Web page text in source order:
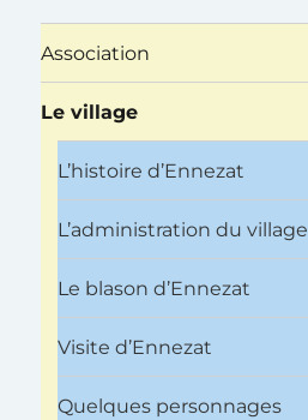
Association
Le village
L’histoire d’Ennezat
L’administration du village
Le blason d’Ennezat
Visite d’Ennezat
Quelques personnages